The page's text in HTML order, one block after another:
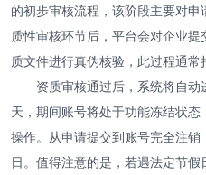
的初步审核流程，该阶段主要对
质性审核环节后，平台会对企业
质文件进行真伪核验，此过程通常
资质审核通过后，系统将自
天，期间账号将处于功能冻结状
操作。从申请提交到账号完全注
日。值得注意的是，若遇法定节